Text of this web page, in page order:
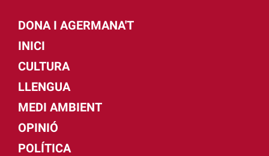
DONA I AGERMANA'T
INICI
CULTURA
LLENGUA
MEDI AMBIENT
OPINIÓ
POLÍTICA